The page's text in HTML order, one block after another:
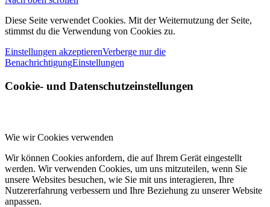
Diese Seite verwendet Cookies. Mit der Weiternutzung der Seite,
stimmst du die Verwendung von Cookies zu.
Einstellungen akzeptierenVerberge nur die
BenachrichtigungEinstellungen
Cookie- und Datenschutzeinstellungen
Wie wir Cookies verwenden
Wir können Cookies anfordern, die auf Ihrem Gerät eingestellt
werden. Wir verwenden Cookies, um uns mitzuteilen, wenn Sie
unsere Websites besuchen, wie Sie mit uns interagieren, Ihre
Nutzererfahrung verbessern und Ihre Beziehung zu unserer Website
anpassen.